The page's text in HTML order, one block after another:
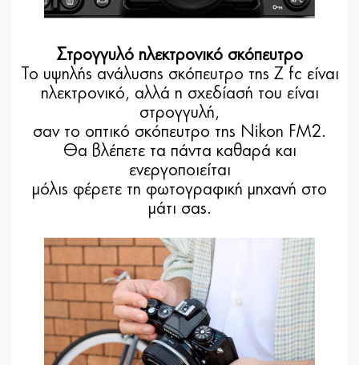
Στρογγυλό ηλεκτρονικό σκόπευτρο
Το υψηλής ανάλυσης σκόπευτρο της Z fc είναι
ηλεκτρονικό, αλλά η σχεδίασή του είναι
στρογγυλή,
σαν το οπτικό σκόπευτρο της Nikon FM2.
Θα βλέπετε τα πάντα καθαρά και
ενεργοποιείται
μόλις φέρετε τη φωτογραφική μηχανή στο
μάτι σας.